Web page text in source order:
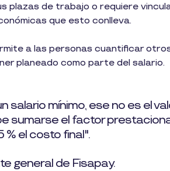
plazas de trabajo o requiere
que esto conlleva.
a las personas cuantificar
planeado como parte del salario.
salario mínimo, ese no es el
sumarse el factor
% el costo final".
general de Fisapay.